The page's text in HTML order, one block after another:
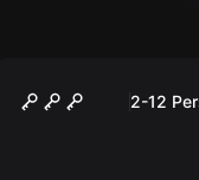
Das Elixier
2-12